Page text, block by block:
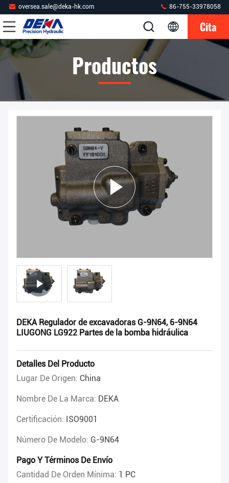
oversea.sale@deka-hk.com 86-755-33978058
Cita
Productos
DEKA Regulador de excavadoras G-9N64, 6-9N64
LIUGONG LG922 Partes de la bomba hidráulica
Detalles Del Producto
Lugar De Origen: China
Nombre De La Marca: DEKA
Certificación: ISO9001
Número De Modelo: G-9N64
Pago Y Términos De Envío
Cantidad De Orden Mínima: 1 PC